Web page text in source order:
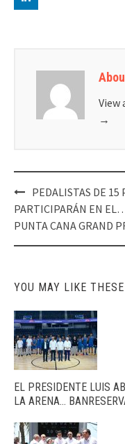
View
→
Post
navigation
PEDALISTAS DE 15
PARTICIPARÁN EN
PUNTA CANA GRAND
YOU MAY LIKE
EL PRESIDENTE LUIS
LA ARENA…